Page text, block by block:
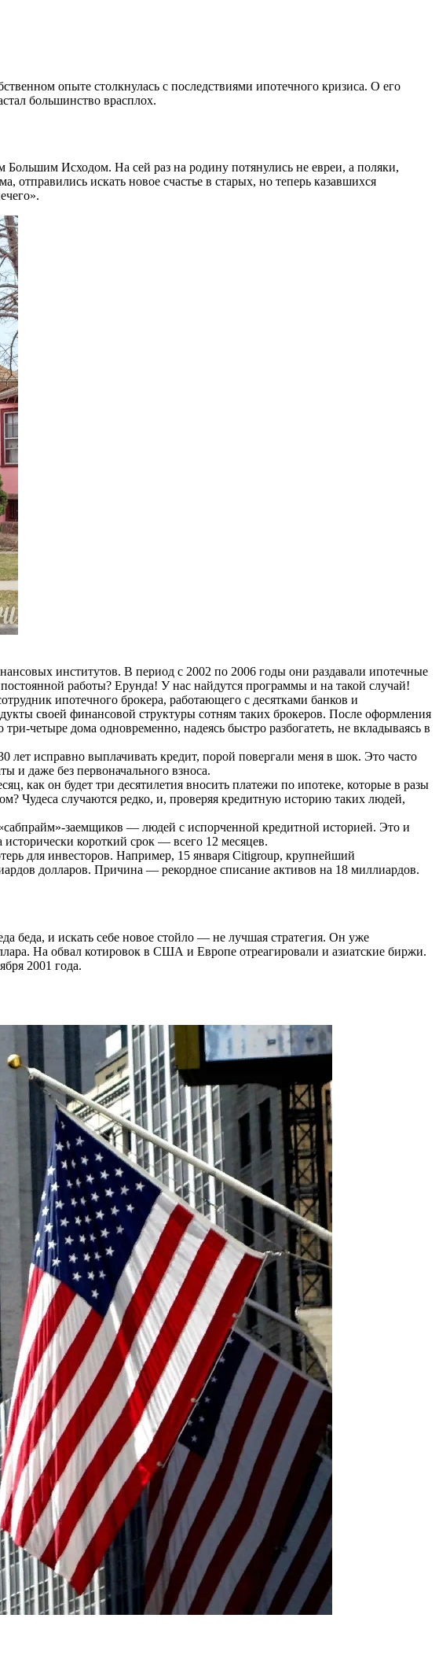
опыте столкнулась с последствиями ипотечного кризиса. О его
большинство врасплох.
Исходом. На сей раз на родину потянулись не евреи, а поляки,
искать новое счастье в старых, но теперь казавшихся
институтов. В период с 2002 по 2006 годы они раздавали ипотечные
работы? Ерунда! У нас найдутся программы и на такой случай!
ипотечного брокера, работающего с десятками банков и
своей финансовой структуры сотням таких брокеров. После оформления
четыре дома одновременно, надеясь быстро разбогатеть, не вкладываясь в
исправно выплачивать кредит, порой повергали меня в шок. Это часто
и даже без первоначального взноса.
как он будет три десятилетия вносить платежи по ипотеке, которые в разы
Чудеса случаются редко, и, проверяя кредитную историю таких людей,
заемщиков — людей с испорченной кредитной историей. Это и
короткий срок — всего 12 месяцев.
для инвесторов. Например, 15 января Citigroup, крупнейший
долларов. Причина — рекордное списание активов на 18 миллиардов.
беда, и искать себе новое стойло — не лучшая стратегия. Он уже
На обвал котировок в США и Европе отреагировали и азиатские биржи.
2001 года.